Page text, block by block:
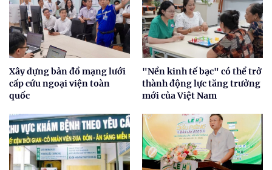
Xây dựng bản đồ mạng lưới
cấp cứu ngoại viện toàn
quốc
"Nền kinh tế bạc" có thể trở
thành động lực tăng trưởng
mới của Việt Nam